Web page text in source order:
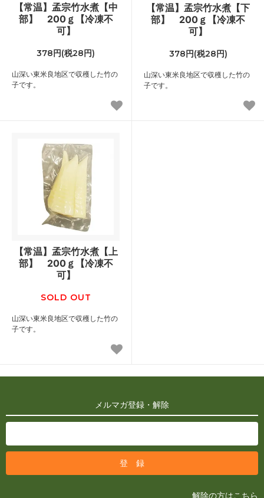
【常温】孟宗竹水煮【中
部】 200ｇ【冷凍不
可】
378円(税28円)
山深い東米良地区で収穫した竹の
子です。
【常温】孟宗竹水煮【下
部】 200ｇ【冷凍不
可】
378円(税28円)
山深い東米良地区で収穫した竹の
子です。
【常温】孟宗竹水煮【上
部】 200ｇ【冷凍不
可】
SOLD OUT
山深い東米良地区で収穫した竹の
子です。
メルマガ登録・解除
解除の方はこちら